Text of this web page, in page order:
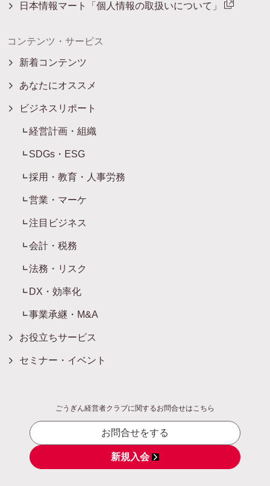
日本情報マート「個人情報の取扱いについて」
コンテンツ・サービス
新着コンテンツ
あなたにオススメ
ビジネスリポート
経営計画・組織
SDGs・ESG
採用・教育・人事労務
営業・マーケ
注目ビジネス
会計・税務
法務・リスク
DX・効率化
事業承継・M&A
お役立ちサービス
セミナー・イベント
ごうぎん経営者クラブに関するお問合せはこちら
お問合せをする
新規入会